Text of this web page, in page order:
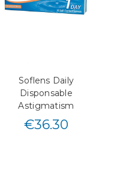
Soflens Daily
Disponsable
Astigmatism
€36.30